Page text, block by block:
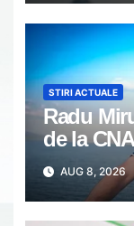
STIRI ACTUALE
Radu
de la
Călători
AUG 8, 2026